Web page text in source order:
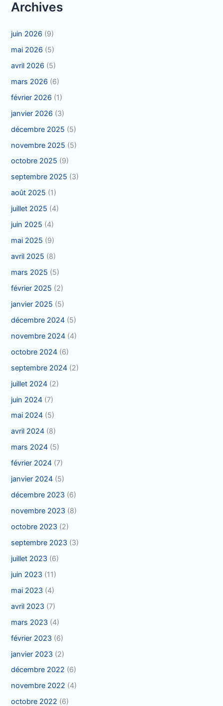
Archives
juin 2026 (9)
mai 2026 (5)
avril 2026 (5)
mars 2026 (6)
février 2026 (1)
janvier 2026 (3)
décembre 2025 (5)
novembre 2025 (5)
octobre 2025 (9)
septembre 2025 (3)
août 2025 (1)
juillet 2025 (4)
juin 2025 (4)
mai 2025 (9)
avril 2025 (8)
mars 2025 (5)
février 2025 (2)
janvier 2025 (5)
décembre 2024 (5)
novembre 2024 (4)
octobre 2024 (6)
septembre 2024 (2)
juillet 2024 (2)
juin 2024 (7)
mai 2024 (5)
avril 2024 (8)
mars 2024 (5)
février 2024 (7)
janvier 2024 (5)
décembre 2023 (6)
novembre 2023 (8)
octobre 2023 (2)
septembre 2023 (3)
juillet 2023 (6)
juin 2023 (11)
mai 2023 (4)
avril 2023 (7)
mars 2023 (4)
février 2023 (6)
janvier 2023 (2)
décembre 2022 (6)
novembre 2022 (4)
octobre 2022 (6)